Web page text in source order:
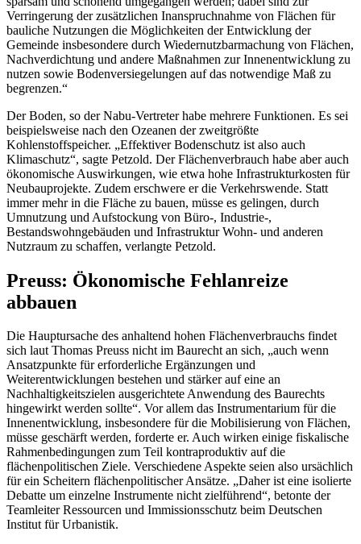
Verringerung der zusätzlichen Inanspruchnahme von Flächen für
bauliche Nutzungen die Möglichkeiten der Entwicklung der
Gemeinde insbesondere durch Wiedernutzbarmachung von Flächen,
Nachverdichtung und andere Maßnahmen zur Innenentwicklung zu
nutzen sowie Bodenversiegelungen auf das notwendige Maß zu
begrenzen.“
Der Boden, so der Nabu-Vertreter habe mehrere Funktionen. Es sei
beispielsweise nach den Ozeanen der zweitgrößte
Kohlenstoffspeicher. „Effektiver Bodenschutz ist also auch
Klimaschutz“, sagte Petzold. Der Flächenverbrauch habe aber auch
ökonomische Auswirkungen, wie etwa hohe Infrastrukturkosten für
Neubauprojekte. Zudem erschwere er die Verkehrswende. Statt
immer mehr in die Fläche zu bauen, müsse es gelingen, durch
Umnutzung und Aufstockung von Büro-, Industrie-,
Bestandswohngebäuden und Infrastruktur Wohn- und anderen
Nutzraum zu schaffen, verlangte Petzold.
Preuss: Ökonomische Fehlanreize
abbauen
Die Hauptursache des anhaltend hohen Flächenverbrauchs findet
sich laut Thomas Preuss nicht im Baurecht an sich, „auch wenn
Ansatzpunkte für erforderliche Ergänzungen und
Weiterentwicklungen bestehen und stärker auf eine an
Nachhaltigkeitszielen ausgerichtete Anwendung des Baurechts
hingewirkt werden sollte“. Vor allem das Instrumentarium für die
Innenentwicklung, insbesondere für die Mobilisierung von Flächen,
müsse geschärft werden, forderte er. Auch wirken einige fiskalische
Rahmenbedingungen zum Teil kontraproduktiv auf die
flächenpolitischen Ziele. Verschiedene Aspekte seien also ursächlich
für ein Scheitern flächenpolitischer Ansätze. „Daher ist eine isolierte
Debatte um einzelne Instrumente nicht zielführend“, betonte der
Teamleiter Ressourcen und Immissionsschutz beim Deutschen
Institut für Urbanistik.